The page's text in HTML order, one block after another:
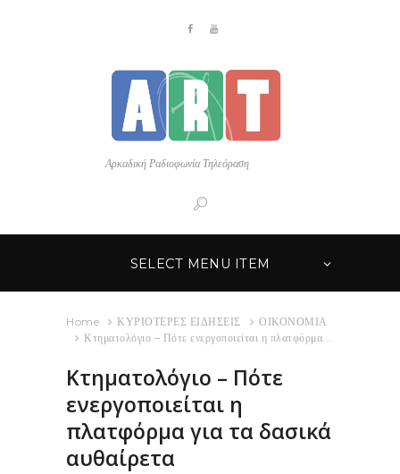
Αρκαδική Ραδιοφωνία Τηλεόραση
SELECT MENU ITEM
Home ΚΥΡΙΟΤΕΡΕΣ ΕΙΔΗΣΕΙΣ
ΟΙΚΟΝΟΜΙΑ
Κτηματολόγιο – Πότε ενεργοποιείται η πλατφόρμα...
Κτηματολόγιο – Πότε
ενεργοποιείται η
πλατφόρμα για τα δασικά
αυθαίρετα